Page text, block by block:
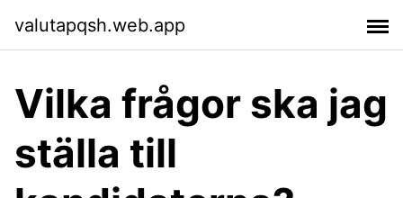
valutapqsh.web.app
Vilka frågor ska jag
ställa till